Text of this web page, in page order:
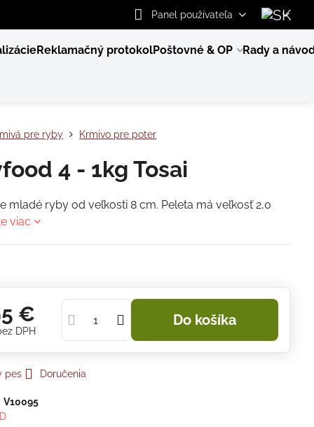
Panel používateľa
Reklamačný protokolPoštovné & OP Rady a
pre ryby Krmivo pre poter
4 - 1kg Tosai
mladé ryby od veľkosti 8 cm. Peleta má veľkosť 2,0
viac
€
DPH
Do košíka
pes Doručenia
V10095